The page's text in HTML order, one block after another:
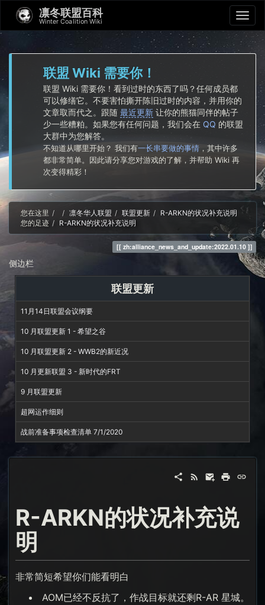
凛冬联盟百科
Winter Coalition Wiki
联盟 Wiki 需要你！
联盟 Wiki 需要你！看到过时的东西了吗？任何成员都
可以修缮它。不要害怕撕开陈旧过时的内容，并用你的
文章取而代之。跟随最近更新 让你的熊猫同伴的帖子
少一些糟粕。如果您有任何问题，我们会在 QQ 的联盟
大群中为您解答。
不知道从哪里开始？ 我们有一长串要做的事情 ，其中许多
都非常简单。因此请分享您对游戏的了解，并帮助 Wiki 再
次变得精彩！
您在这里 Home凛冬华人联盟 联盟更新
R-ARKN的状况补充说明
您的足迹
R-ARKN的状况补充说明
zh:alliance_news_and_update:2022.01.10
侧边栏
联盟更新
11月14日联盟会议纲要
10 月联盟更新 1 - 希望之谷
10 月联盟更新 2 - WWB2的新近况
10 月更新联盟 3 - 新时代的FRT
9 月联盟更新
超网运作细则
战前准备事项检查清单 7/1/2020
R-ARKN的状况补充说
明
非常简短希望你们能看明白
AOM已经不反抗了，作战目标就还剩R-AR 星城。